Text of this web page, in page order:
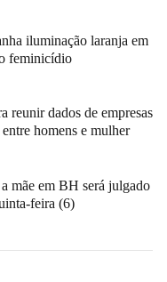
iluminação laranja em
feminicídio
reunir dados de empresas
homens e mulher
mãe em BH será julgado
feira (6)